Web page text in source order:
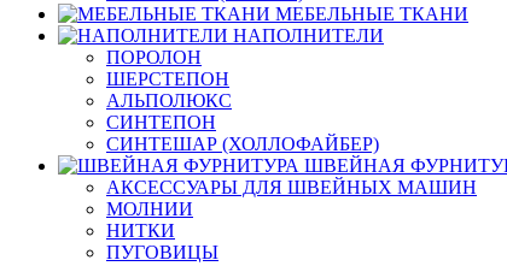
МЕБЕЛЬНЫЕ ТКАНИ
НАПОЛНИТЕЛИ
ПОРОЛОН
ШЕРСТЕПОН
АЛЬПОЛЮКС
СИНТЕПОН
СИНТЕШАР (ХОЛЛОФАЙБЕР)
ШВЕЙНАЯ
АКСЕССУАРЫ ДЛЯ ШВЕЙНЫХ МАШИН
МОЛНИИ
НИТКИ
ПУГОВИЦЫ